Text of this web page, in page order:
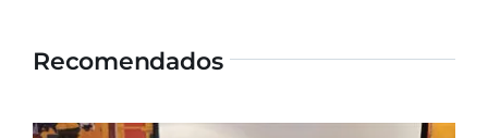
Recomendados